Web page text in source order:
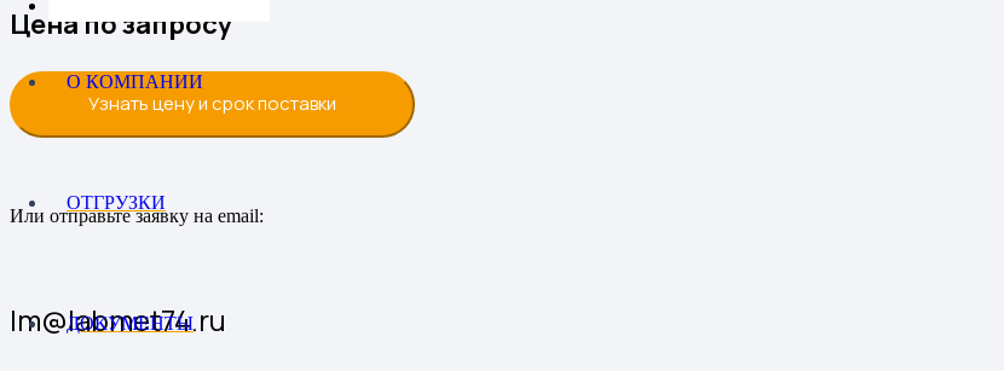
О КОМПАНИИ
ОТГРУЗКИ
ДОКУМЕНТЫ
Цена по запросу
Узнать цену и срок поставки
Или отправьте заявку на email:
lm@labmet74.ru